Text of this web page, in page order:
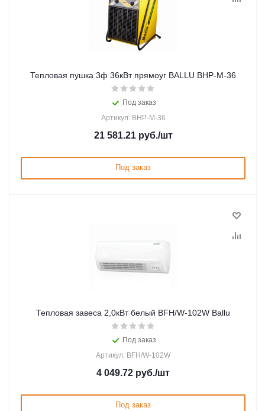
Тепловая пушка 3ф 36кВт прямоуг BALLU BHP-M-36
Под заказ
Артикул: BHP-M-36
21 581.21руб./шт
Под заказ
Тепловая завеса 2,0кВт белый BFH/W-102W Ballu
Под заказ
Артикул: BFH/W-102W
4 049.72 руб./шт
Под заказ